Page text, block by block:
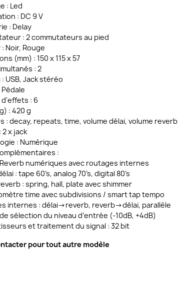
: Led
: DC 9 V
: Delay
: 2 commutateurs au pied
Noir, Rouge
(mm) : 150 x 115 x 57
: 2
USB, Jack stéréo
Pédale
d'effets : 6
: 420 g
: decay, repeats, time, volume délai, volume reverb
x jack
: Numérique
:
numériques avec routages internes
: tape 60’s, analog 70’s, digital 80’s
: spring, hall, plate avec shimmer
time avec subdivisions / smart tap tempo
internes : délai->reverb, reverb->délai, parallèle
sélection du niveau d’entrée (-10dB, +4dB)
et traitement du signal : 32 bit
pour tout autre modèle